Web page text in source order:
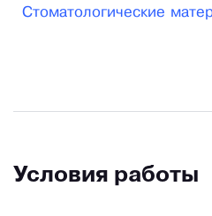
Стоматологические
Условия работы